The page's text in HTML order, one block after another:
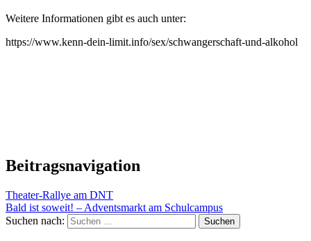
Weitere Informationen gibt es auch unter:
https://www.kenn-dein-limit.info/sex/schwangerschaft-und-alkohol
Beitragsnavigation
Theater-Rallye am DNT
Bald ist soweit! – Adventsmarkt am Schulcampus
Suchen nach: